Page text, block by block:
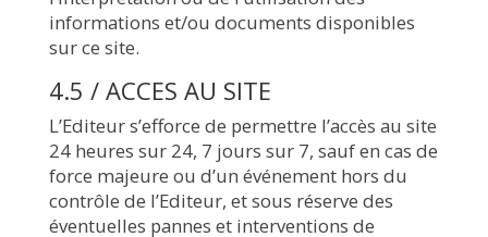
informations et/ou documents disponibles
sur ce site.
4.5 / ACCES AU SITE
L’Editeur s’efforce de permettre l’accès au site
24 heures sur 24, 7 jours sur 7, sauf en cas de
force majeure ou d’un événement hors du
contrôle de l’Editeur, et sous réserve des
éventuelles pannes et interventions de